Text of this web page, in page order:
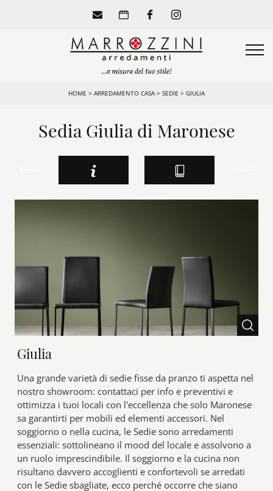
HOME > ARREDAMENTO CASA> SEDIE > GIULIA
Sedia Giulia di Maronese
Giulia
Una grande varietà di sedie fisse da pranzo ti aspetta nel
nostro showroom: contattaci per info e preventivi e
ottimizza i tuoi locali con l'eccellenza che solo Maronese
sa garantirti per mobili ed elementi accessori. Nel
soggiorno o nella cucina, le Sedie sono arredamenti
essenziali: sottolineano il mood del locale e assolvono a
un ruolo imprescindibile. Il soggiorno e la cucina non
risultano davvero accoglienti e confortevoli se arredati
con le Sedie sbagliate, ecco perché occorre che siano